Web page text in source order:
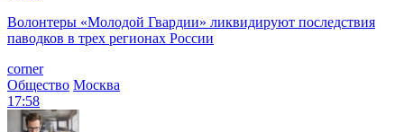
Волонтеры «Молодой Гвардии» ликвидируют последствия
паводков в трех регионах России
corner
Общество Москва
17:58